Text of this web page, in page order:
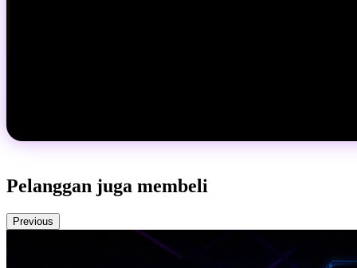
Pelanggan juga membeli
Previous